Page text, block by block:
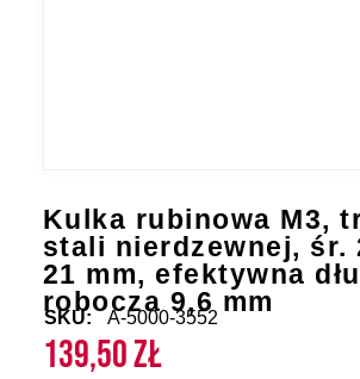
Kulka rubinowa M3,
stali nierdzewnej, śr.
21 mm, efektywna
robocza 9,6 mm
SKU: A-5000-3552
139,50zł